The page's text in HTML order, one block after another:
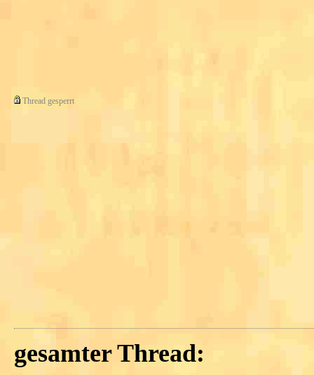
Thread gesperrt
gesamter Thread: